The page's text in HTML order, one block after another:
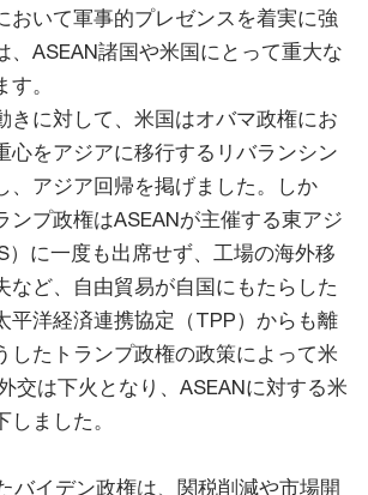
おいて軍事的プレゼンスを着実に強
、ASEAN諸国や米国にとって重大な
。
きに対して、米国はオバマ政権にお
心をアジアに移行するリバランシン
、アジア回帰を掲げました。しか
ンプ政権はASEANが主催する東アジ
）に一度も出席せず、工場の海外移
など、自由貿易が自国にもたらした
平洋経済連携協定（TPP）からも離
したトランプ政権の政策によって米
交は下火となり、ASEANに対する米
ました。
バイデン政権は、関税削減や市場開